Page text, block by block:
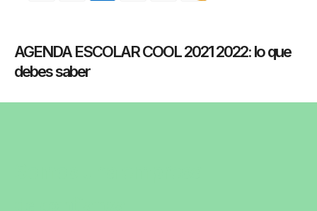
AGENDA ESCOLAR COOL 2021 2022: lo que
debes saber